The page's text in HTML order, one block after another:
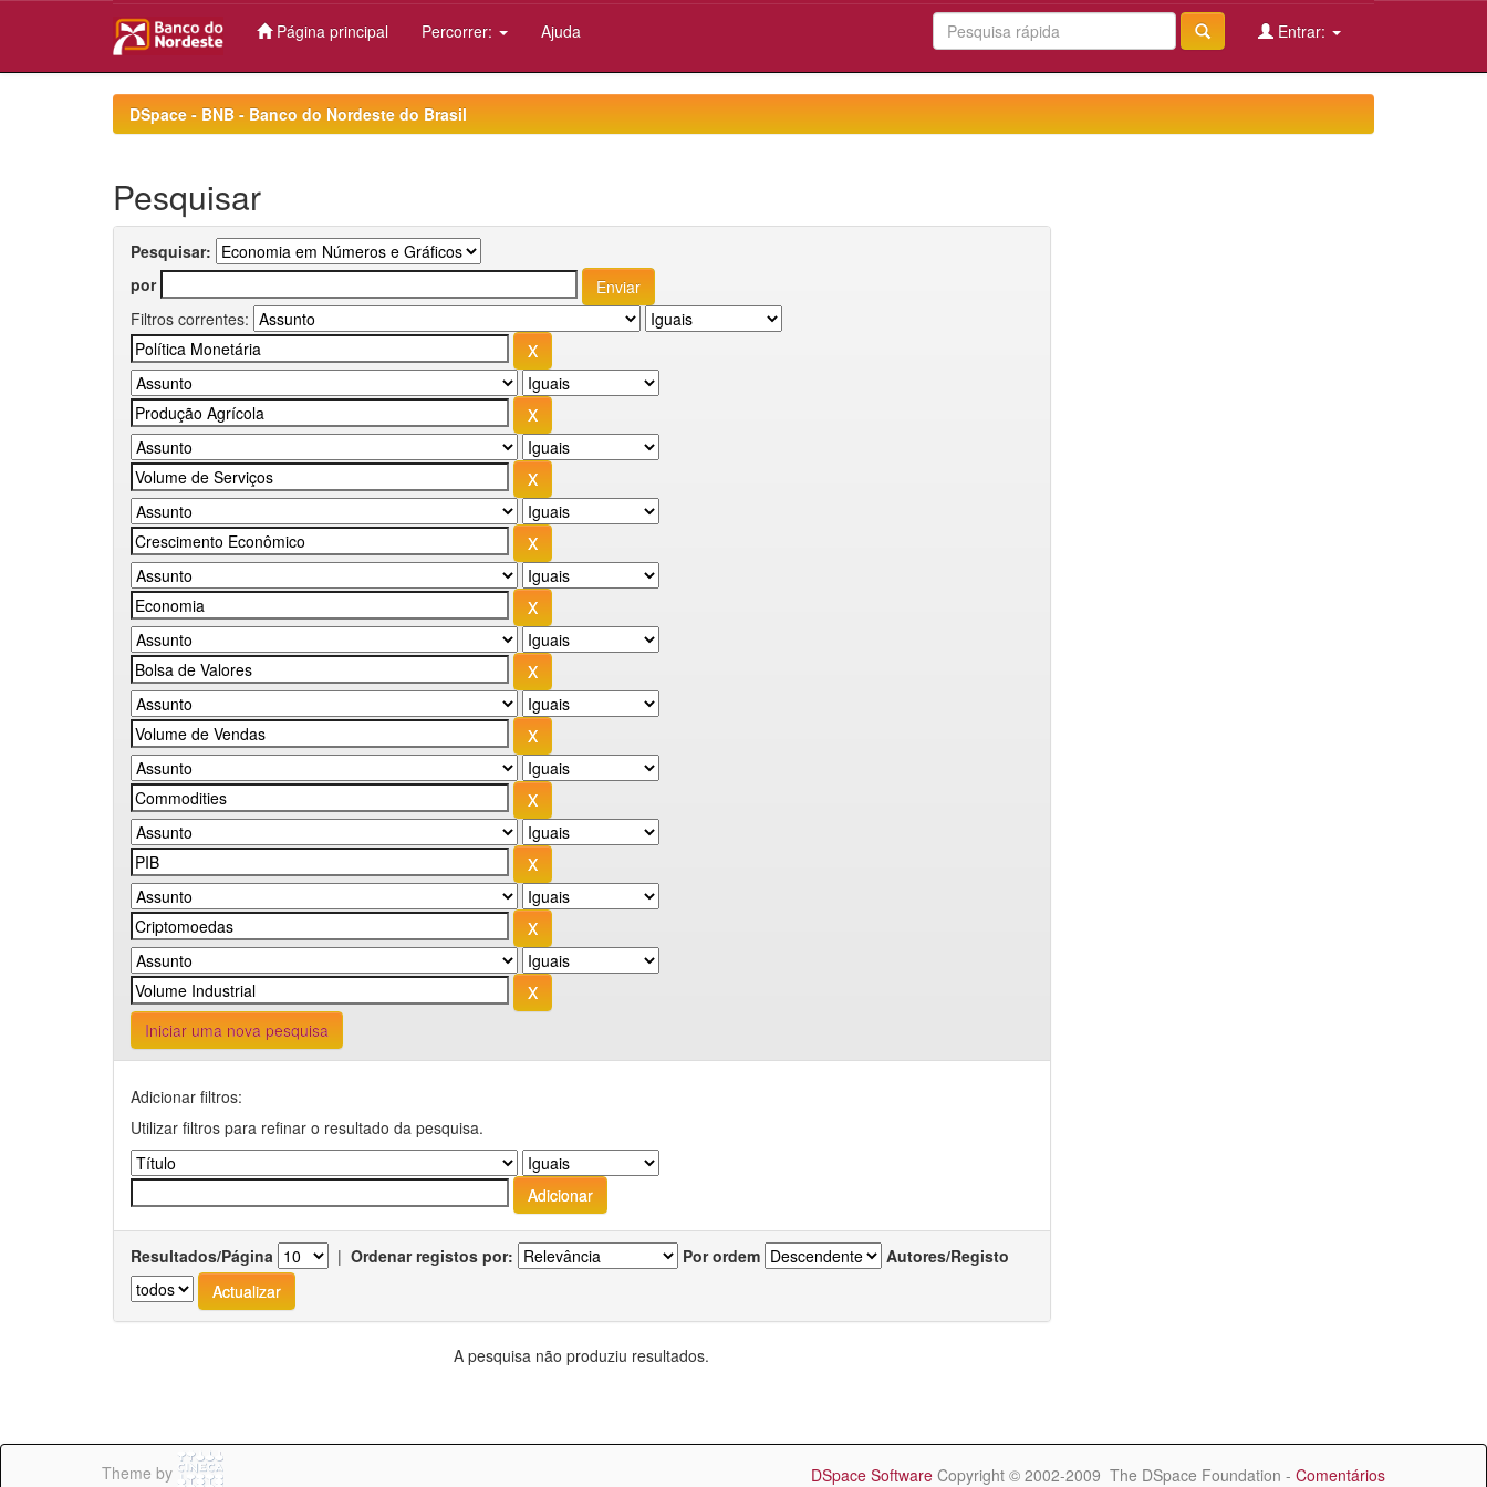
Página principal Percorrer: Ajuda Entrar:
DSpace - BNB - Banco do Nordeste do Brasil
Pesquisar
Pesquisar:
por
Filtros correntes:
Iniciar uma nova pesquisa
Adicionar filtros:
Utilizar filtros para refinar o resultado da pesquisa.
Resultados/Página | Ordenar registos por: Por ordem Autores/Registo
A pesquisa não produziu resultados.
Theme by DSpace Software Copyright © 2002-2009 The DSpace Foundation - Comentários